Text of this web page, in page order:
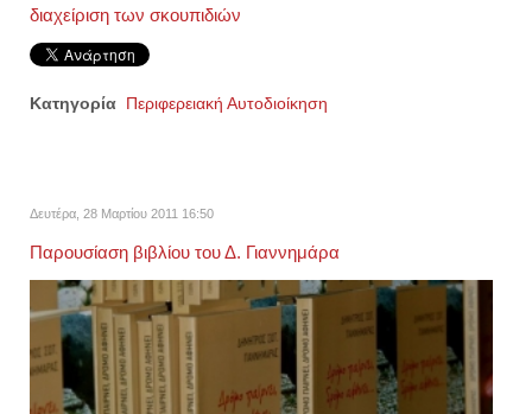
διαχείριση των σκουπιδιών
Κατηγορία Περιφερειακή Αυτοδιοίκηση
Δευτέρα, 28 Μαρτίου 2011 16:50
Παρουσίαση βιβλίου του Δ. Γιαννημάρα